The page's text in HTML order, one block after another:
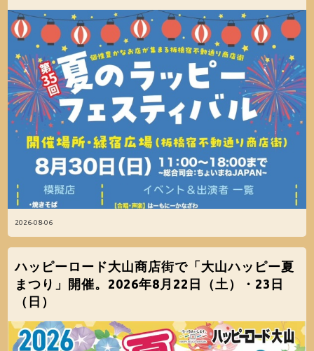
2026-08-06
ハッピーロード大山商店街で「大山ハッピー夏
まつり」開催。2026年8月22日（土）・23日
（日）